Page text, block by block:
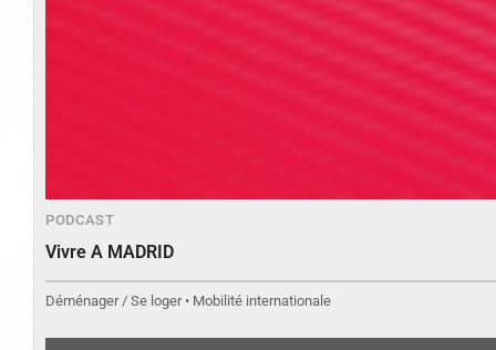
PODCAST
Vivre A MADRID
Déménager / Se loger • Mobilité internationale